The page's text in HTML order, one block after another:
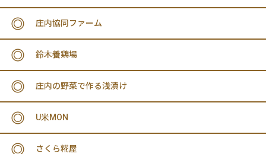
庄内協同ファーム
鈴木養鶏場
庄内の野菜で作る浅漬け
U米MON
さくら糀屋